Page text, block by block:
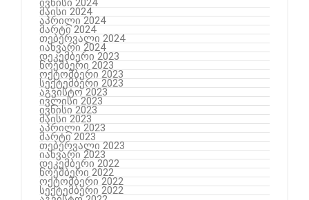
ივნისი 2024
მაისი 2024
აპრილი 2024
მარტი 2024
თებერვალი 2024
იანვარი 2024
დეკემბერი 2023
ნოემბერი 2023
ოქტომბერი 2023
სექტემბერი 2023
აგვისტო 2023
ივლისი 2023
ივნისი 2023
მაისი 2023
აპრილი 2023
მარტი 2023
თებერვალი 2023
იანვარი 2023
დეკემბერი 2022
ნოემბერი 2022
ოქტომბერი 2022
სექტემბერი 2022